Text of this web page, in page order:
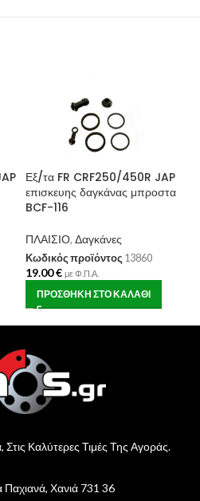
Εξ/τα FR CRF250/450R JAP
επισκευης δαγκάνας μπροστα
BCF-116
ΠΛΑΙΣΙΟ, Δαγκάνες
Κωδικός προϊόντος 13860
19.00€ με Φ.Π.Α.
ΠΡΟΣΘΉΚΗ ΣΤΟ ΚΑΛΆΘΙ
Καλύτερες Τιμές Της Αγοράς.
Χανιά 731 36